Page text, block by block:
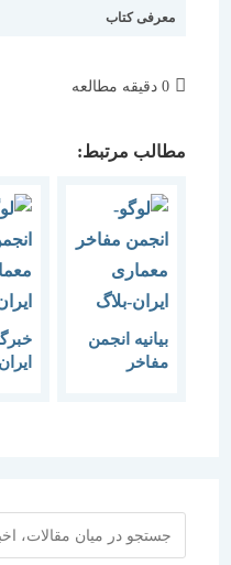
معرفی کتاب
مطالب مرتبط:
بیانیه انجمن
خبرگزاری
معماران، از